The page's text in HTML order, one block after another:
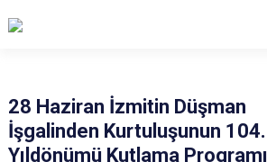
Gebze
Başiskele
28 Haziran İzmitin Düşman
İşgalinden Kurtuluşunun 104.
Yıldönümü Kutlama Programı